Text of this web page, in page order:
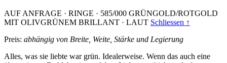
AUF ANFRAGE · RINGE · 585/000 GRÜNGOLD/ROTGOLD
MIT OLIVGRÜNEM BRILLANT · LAUT Schliessen ↑
Preis: abhängig von Breite, Weite, Stärke und Legierung
Alles, was sie liebte war grün. Idealerweise. Wenn das auch eine